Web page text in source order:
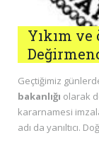
Yıkım ve
Geçtiğimiz
bakanlığı olarak
kararnamesi
adı da yanıltıcı.